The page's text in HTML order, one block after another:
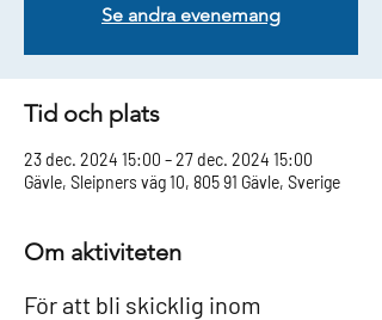
Se andra evenemang
Tid och plats
23 dec. 2024 15:00 – 27 dec. 2024 15:00
Gävle, Sleipners väg 10, 805 91 Gävle, Sverige
Om aktiviteten
För att bli skicklig inom